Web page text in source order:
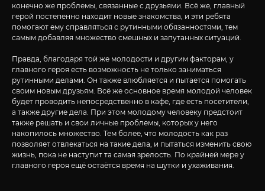
конечно же проблемы, связанные с друзьями. Всё же, главный
герой постепенно находит новые знакомства, и эти ребята
помогают ему справляться с рутинными обязанностями, тем
самым добавляя множество смешных и запутанных ситуаций.
Правда, благодаря той же молодости и другим факторам, у
главного героя есть возможность не только заниматься
рутинными делами. Он также влюбляется и пытается помогать
своим новым друзьям. Всё же основное время молодой человек
будет проводить непосредственно в кафе, где есть посетители,
а также другие дела. При этом молодому человеку предстоит
также решать и свои личные проблемы, которых у него
накопилось множество. Тем более, что молодость как раз
позволяет отвлекаться на такие дела, и пытаться изменить свою
жизнь, пока не наступит та самая зрелость. По крайней мере у
главного героя ещё остаётся время на шутки и ухаживания.